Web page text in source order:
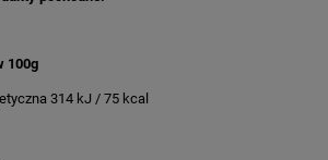
100g
314 kJ / 75 kcal